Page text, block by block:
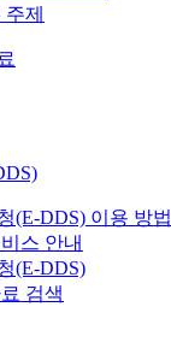
제
(E-DDS) 이용 방법
스 안내
(E-DDS)
검색